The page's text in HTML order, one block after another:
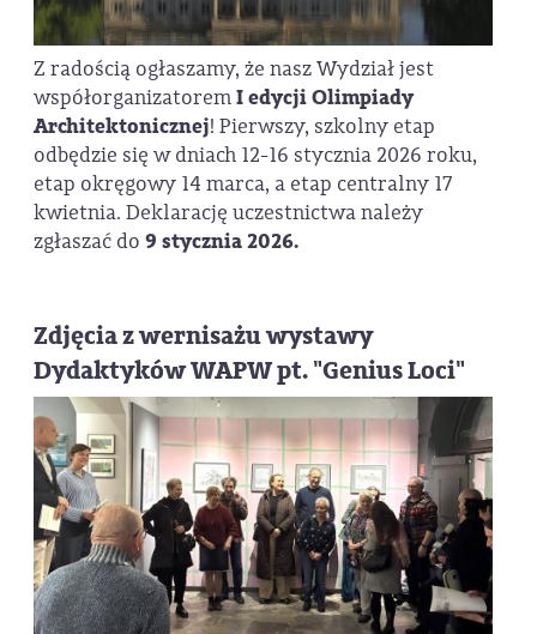
Z radością ogłaszamy, że nasz Wydział jest
współorganizatoremI edycji Olimpiady
Architektonicznej! Pierwszy, szkolny etap
odbędzie się w dniach 12-16 stycznia 2026 roku,
etap okręgowy 14 marca, a etap centralny 17
kwietnia. Deklarację uczestnictwa należy
zgłaszać do 9 stycznia 2026.
Zdjęcia z wernisażu wystawy
Dydaktyków WAPW pt. "Genius Loci"